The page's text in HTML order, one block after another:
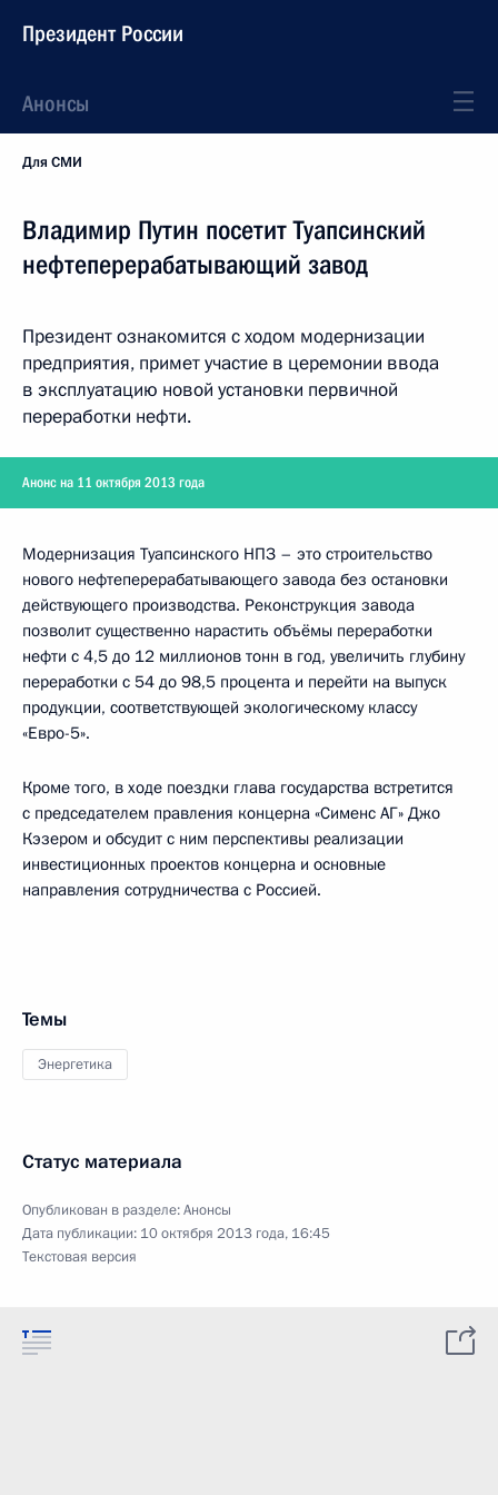
Президент России
Анонсы
Для СМИ
Владимир Путин посетит Туапсинский
нефтеперерабатывающий завод
Президент ознакомится с ходом модернизации
предприятия, примет участие в церемонии ввода
в эксплуатацию новой установки первичной
переработки нефти.
Анонс на 11 октября 2013 года
Модернизация Туапсинского НПЗ – это строительство
нового нефтеперерабатывающего завода без остановки
действующего производства. Реконструкция завода
позволит существенно нарастить объёмы переработки
нефти с 4,5 до 12 миллионов тонн в год, увеличить глубину
переработки с 54 до 98,5 процента и перейти на выпуск
продукции, соответствующей экологическому классу
«Евро-5».
Кроме того, в ходе поездки глава государства встретится
с председателем правления концерна «Сименс АГ» Джо
Кэзером и обсудит с ним перспективы реализации
инвестиционных проектов концерна и основные
направления сотрудничества с Россией.
Темы
Энергетика
Статус материала
Опубликован в разделе:Анонсы
Дата публикации: 10 октября 2013 года, 16:45
Текстовая версия